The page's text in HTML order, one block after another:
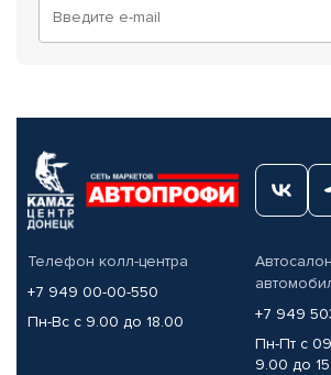
Телефон колл-центра
+7 949 00-00-550
Пн-Вс с 9.00 до 18.00
+7 949
Пн-Пт с
9.00 до